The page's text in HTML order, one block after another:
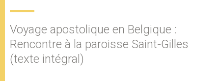
Voyage apostolique en Belgique :
Rencontre à la paroisse Saint-Gilles
(texte intégral)